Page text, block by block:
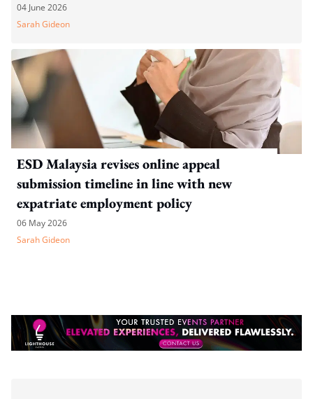
04 June 2026
Sarah Gideon
ESD Malaysia revises online appeal
submission timeline in line with new
expatriate employment policy
06 May 2026
Sarah Gideon